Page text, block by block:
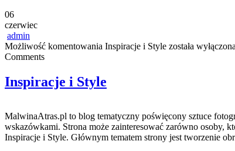
06
czerwiec
admin
Możliwość komentowania Inspiracje i Style została wyłączona
Comments
Inspiracje i Style
MalwinaAtras.pl to blog tematyczny poświęcony sztuce
wskazówkami. Strona może zainteresować zarówno osoby,
Inspiracje i Style. Głównym tematem strony jest tworzenie